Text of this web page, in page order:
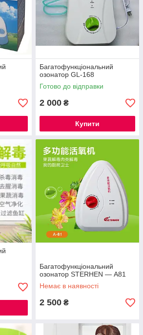
Багатофункціональний
озонатор GL-168
Готово до відправки
2 000 ₴
Купити
Багатофункціональний
озонатор STERHEN — А81
Немає в наявності
2 500 ₴